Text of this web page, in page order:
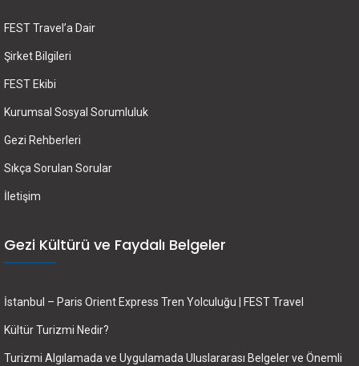
FEST Travel’a Dair
Şirket Bilgileri
FEST Ekibi
Kurumsal Sosyal Sorumluluk
Gezi Rehberleri
Sıkça Sorulan Sorular
İletişim
Gezi Kültürü ve Faydalı Belgeler
İstanbul – Paris Orient Express Tren Yolculuğu | FEST Travel
Kültür Turizmi Nedir?
Turizmi Algılamada ve Uygulamada Uluslararası Belgeler ve Önemli